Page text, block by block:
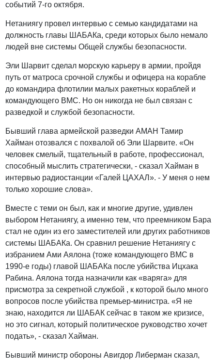
событий 7-го октября.
Нетаниягу провел интервью с семью кандидатами на
должность главы ШАБАКа, среди которых было немало
людей вне системы Общей службы безопасности.
Эли Шарвит сделал морскую карьеру в армии, пройдя
путь от матроса срочной службы и офицера на корабле
до командира флотилии малых ракетных кораблей и
командующего ВМС. Но он никогда не был связан с
разведкой и службой безопасности.
Бывший глава армейской разведки АМАН Тамир
Хайман отозвался с похвалой об Эли Шарвите. «Он
человек смелый, тщательный в работе, профессионал,
способный мыслить стратегически, - сказал Хайман в
интервью радиостанции «Галей ЦАХАЛ». - У меня о нем
только хорошие слова».
Вместе с теми он был, как и многие другие, удивлен
выбором Нетаниягу, а именно тем, что преемником Бара
стал не один из его заместителей или других работников
системы ШАБАКа. Он сравнил решение Нетаниягу с
избранием Ами Аялона (тоже командующего ВМС в
1990-е годы) главой ШАБАКа после убийства Ицхака
Рабина. Аялона тогда назначили как «варяга» для
присмотра за секретной службой , к которой было много
вопросов после убийства премьер-министра. «Я не
знаю, находится ли ШАБАК сейчас в таком же кризисе,
но это сигнал, который политическое руководство хочет
подать», - сказал Хайман.
Бывший министр обороны Авигдор Либерман сказал,